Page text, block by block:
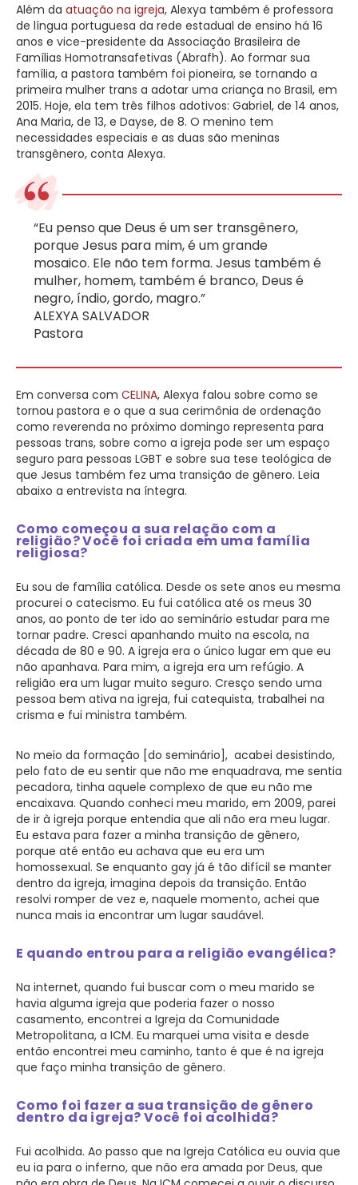
Além da atuação na igreja, Alexya também é professora
de língua portuguesa da rede estadual de ensino há 16
anos e vice-presidente da Associação Brasileira de
Famílias Homotransafetivas (Abrafh). Ao formar sua
família, a pastora também foi pioneira, se tornando a
primeira mulher trans a adotar uma criança no Brasil, em
2015. Hoje, ela tem três filhos adotivos: Gabriel, de 14 anos,
Ana Maria, de 13, e Dayse, de 8. O menino tem
necessidades especiais e as duas são meninas
transgênero, conta Alexya.
“Eu penso que Deus é um ser transgênero,
porque Jesus para mim, é um grande
mosaico. Ele não tem forma. Jesus também é
mulher, homem, também é branco, Deus é
negro, índio, gordo, magro.”
ALEXYA SALVADOR
Pastora
Em conversa com CELINA, Alexya falou sobre como se
tornou pastora e o que a sua cerimônia de ordenação
como reverenda no próximo domingo representa para
pessoas trans, sobre como a igreja pode ser um espaço
seguro para pessoas LGBT e sobre sua tese teológica de
que Jesus também fez uma transição de gênero. Leia
abaixo a entrevista na íntegra.
Como começou a sua relação com a
religião? Você foi criada em uma família
religiosa?
Eu sou de família católica. Desde os sete anos eu mesma
procurei o catecismo. Eu fui católica até os meus 30
anos, ao ponto de ter ido ao seminário estudar para me
tornar padre. Cresci apanhando muito na escola, na
década de 80 e 90. A igreja era o único lugar em que eu
não apanhava. Para mim, a igreja era um refúgio. A
religião era um lugar muito seguro. Cresço sendo uma
pessoa bem ativa na igreja, fui catequista, trabalhei na
crisma e fui ministra também.
No meio da formação [do seminário], acabei desistindo,
pelo fato de eu sentir que não me enquadrava, me sentia
pecadora, tinha aquele complexo de que eu não me
encaixava. Quando conheci meu marido, em 2009, parei
de ir à igreja porque entendia que ali não era meu lugar.
Eu estava para fazer a minha transição de gênero,
porque até então eu achava que eu era um
homossexual. Se enquanto gay já é tão difícil se manter
dentro da igreja, imagina depois da transição. Então
resolvi romper de vez e, naquele momento, achei que
nunca mais ia encontrar um lugar saudável.
E quando entrou para a religião evangélica?
Na internet, quando fui buscar com o meu marido se
havia alguma igreja que poderia fazer o nosso
casamento, encontrei a Igreja da Comunidade
Metropolitana, a ICM. Eu marquei uma visita e desde
então encontrei meu caminho, tanto é que é na igreja
que faço minha transição de gênero.
Como foi fazer a sua transição de gênero
dentro da igreja? Você foi acolhida?
Fui acolhida. Ao passo que na Igreja Católica eu ouvia que
eu ia para o inferno, que não era amada por Deus, que